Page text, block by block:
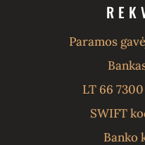
Paramos
LT 66
SWIFT
Banko